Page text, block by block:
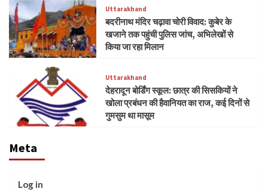
Uttarakhand
बदरीनाथ मंदिर चढ़ावा चोरी विवाद: कुबेर के
खजाने तक पहुंची पुलिस जांच, अभिलेखों से
किया जा रहा मिलान
Uttarakhand
देहरादून बोर्डिंग स्कूल: छात्र की सिसकियों ने
खोला प्रबंधन की हैवानियत का राज, कई दिनों से
गुमसुम था मासूम
Meta
Log in